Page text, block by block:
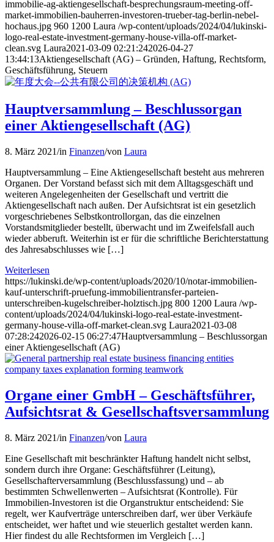
immobilie-ag-aktiengesellschaft-besprechungsraum-meeting-off-
market-immobilien-bauherren-investoren-trueber-tag-berlin-nebel-
hochaus.jpg 960 1200 Laura /wp-content/uploads/2024/04/lukinski-
logo-real-estate-investment-germany-house-villa-off-market-
clean.svg Laura2021-03-09 02:21:242026-04-27
13:44:13Aktiengesellschaft (AG) – Gründen, Haftung, Rechtsform,
Geschäftsführung, Steuern
Hauptversammlung – Beschlussorgan
einer Aktiengesellschaft (AG)
8. März 2021/in Finanzen/von Laura
Hauptversammlung – Eine Aktiengesellschaft besteht aus mehreren
Organen. Der Vorstand befasst sich mit dem Alltagsgeschäft und
weiteren Angelegenheiten der Gesellschaft und vertritt die
Aktiengesellschaft nach außen. Der Aufsichtsrat ist ein gesetzlich
vorgeschriebenes Selbstkontrollorgan, das die einzelnen
Vorstandsmitglieder bestellt, überwacht und im Zweifelsfall auch
wieder abberuft. Weiterhin ist er für die schriftliche Berichterstattung
des Jahresabschlusses wie […]
Weiterlesen
https://lukinski.de/wp-content/uploads/2020/10/notar-immobilien-
kauf-unterschrift-pruefung-immobilientransfer-parteien-
unterschreiben-kugelschreiber-holztisch.jpg 800 1200 Laura /wp-
content/uploads/2024/04/lukinski-logo-real-estate-investment-
germany-house-villa-off-market-clean.svg Laura2021-03-08
07:28:242026-02-15 06:27:47Hauptversammlung – Beschlussorgan
einer Aktiengesellschaft (AG)
Organe einer GmbH – Geschäftsführer,
Aufsichtsrat & Gesellschaftsversammlung
8. März 2021/in Finanzen/von Laura
Eine Gesellschaft mit beschränkter Haftung handelt nicht selbst,
sondern durch ihre Organe: Geschäftsführer (Leitung),
Gesellschafterversammlung (Beschlussfassung) und – ab
bestimmten Schwellenwerten – Aufsichtsrat (Kontrolle). Für
Immobilien-Investoren ist die Organstruktur entscheidend: Sie
regelt, wer Kaufverträge unterschreiben darf, wer über Verkäufe
entscheidet, wer haftet und wie steuerlich gestaltet werden kann.
Hier findest du alle Rechtsformen im Vergleich […]